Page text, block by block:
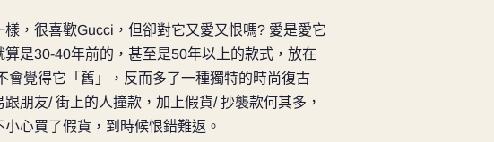
樣，很喜歡Gucci，但卻對它又愛又恨嗎? 愛是愛它
算是30-40年前的，甚至是50年以上的款式，放在
會覺得它「舊」，反而多了一種獨特的時尚復古
朋友/ 街上的人撞款，加上假貨/ 抄襲款何其多，
心買了假貨，到時候恨錯難返。